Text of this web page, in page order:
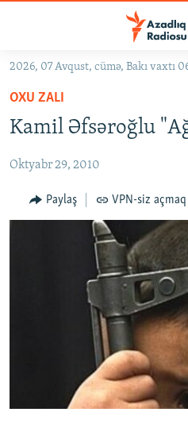
Əsas
qayıt
Əsas
qayıt
#İZAHLA
#ƏSLINDƏ
FƏRQƏ BAX
QANUNI DOĞRU
MULTIMEDIA
FOTOQALEREYA
KARIKATURA
RADIO ARXIV
AZƏRBAYCAN ƏDƏBIYYATI
İSLAM VƏ DEMOKRATIYA
HAQQIMIZDA
PEŞƏ ETIKASI VƏ JURNALISTIKA
2026, 07 Avqust, cümə, Bakı vaxtı
OXU ZALI
Kamil Əfsəroğlu
Oktyabr 29, 2010
Paylaş VPN-siz açmaq